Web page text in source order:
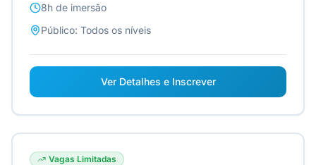
8h de imersão
Público: Todos os níveis
Ver Detalhes e Inscrever
Vagas Limitadas